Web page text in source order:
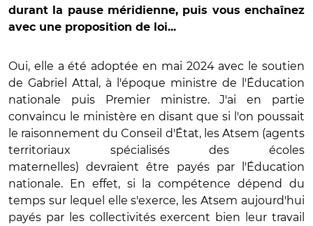
durant la pause méridienne, puis vous enchaînez
avec une proposition de loi...
Oui, elle a été adoptée en mai 2024 avec le soutien
de Gabriel Attal, à l'époque ministre de l'Éducation
nationale puis Premier ministre. J'ai en partie
convaincu le ministère en disant que si l'on poussait
le raisonnement du Conseil d'État, les Atsem (agents
territoriaux spécialisés des écoles
maternelles) devraient être payés par l'Éducation
nationale. En effet, si la compétence dépend du
temps sur lequel elle s'exerce, les Atsem aujourd'hui
payés par les collectivités exercent bien leur travail